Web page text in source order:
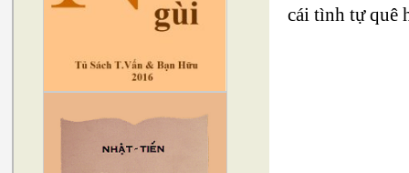
cái tình tự quê